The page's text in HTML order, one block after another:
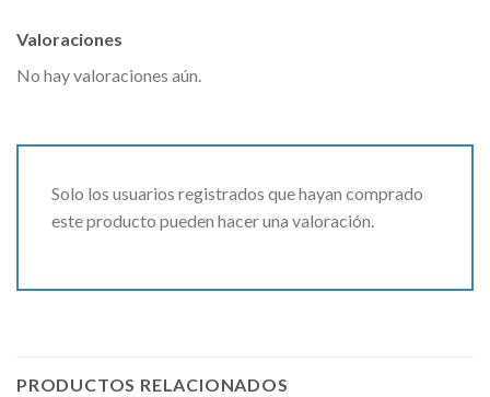
Valoraciones
No hay valoraciones aún.
Solo los usuarios registrados que hayan comprado
este producto pueden hacer una valoración.
PRODUCTOS RELACIONADOS